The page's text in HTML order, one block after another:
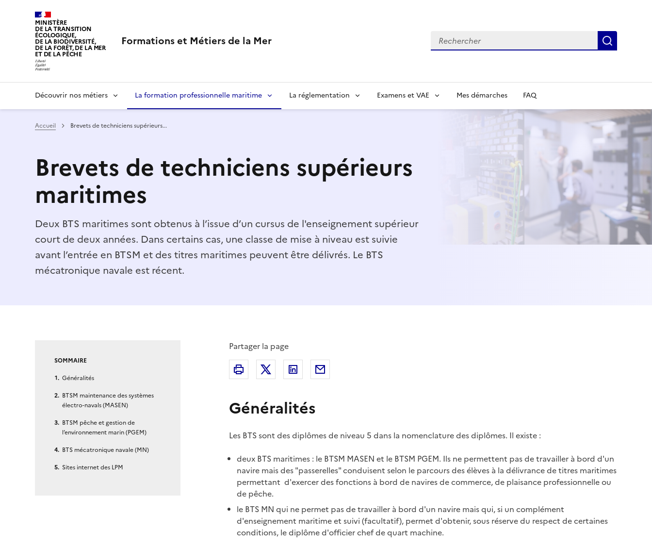
MINISTÈRE
DE LA TRANSITION
ÉCOLOGIQUE,
DE LA BIODIVERSITÉ,
DE LA FORÊT, DE LA MER
ET DE LA PÊCHE
LIBERTÉ, ÉGALITÉ, FRATERNITÉ
Formations et Métiers de la Mer Rechercher
Navigation
principale
Découvrir nos métiers La formation professionnelle maritime La réglementation Examens et VAE Mes démarches FAQ
Accueil Brevets de techniciens supérieurs...
Brevets de techniciens supérieurs
maritimes
Deux BTS maritimes sont obtenus à l’issue d’un cursus de l'enseignement supérieur
court de deux années. Dans certains cas, une classe de mise à niveau est suivie
avant l’entrée en BTSM et des titres maritimes peuvent être délivrés. Le BTS
mécatronique navale est récent.
SOMMAIRE
Généralités
BTSM maintenance des systèmes
électro-navals (MASEN)
BTSM pêche et gestion de
l’environnement marin (PGEM)
BTS mécatronique navale (MN)
Sites internet des LPM
Partager la page
Imprimer Partager sur X (anciennement Twitter)
Partager sur Linkedin
Généralités
Les BTS sont des diplômes de niveau 5 dans la nomenclature des diplômes. Il existe :
deux BTS maritimes : le BTSM MASEN et le BTSM PGEM. Ils ne permettent pas de travailler à bord d'un
navire mais des "passerelles" conduisent selon le parcours des élèves à la délivrance de titres maritimes
permettant d'exercer des fonctions à bord de navires de commerce, de plaisance professionnelle ou
de pêche.
le BTS MN qui ne permet pas de travailler à bord d'un navire mais qui, si un complément
d'enseignement maritime et suivi (facultatif), permet d'obtenir, sous réserve du respect de certaines
conditions, le diplôme d'officier chef de quart machine.